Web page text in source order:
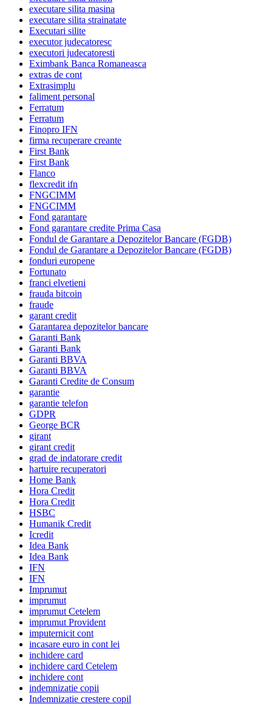
executare silita masina
executare silita strainatate
Executari silite
executor judecatoresc
executori judecatoresti
Eximbank Banca Romaneasca
extras de cont
Extrasimplu
faliment personal
Ferratum
Ferratum
Finopro IFN
firma recuperare creante
First Bank
First Bank
Flanco
flexcredit ifn
FNGCIMM
FNGCIMM
Fond garantare
Fond garantare credite Prima Casa
Fondul de Garantare a Depozitelor Bancare (FGDB)
Fondul de Garantare a Depozitelor Bancare (FGDB)
fonduri europene
Fortunato
franci elvetieni
frauda bitcoin
fraude
garant credit
Garantarea depozitelor bancare
Garanti Bank
Garanti Bank
Garanti BBVA
Garanti BBVA
Garanti Credite de Consum
garantie
garantie telefon
GDPR
George BCR
girant
girant credit
grad de indatorare credit
hartuire recuperatori
Home Bank
Hora Credit
Hora Credit
HSBC
Humanik Credit
Icredit
Idea Bank
Idea Bank
IFN
IFN
Imprumut
imprumut
imprumut Cetelem
imprumut Provident
imputernicit cont
incasare euro in cont lei
inchidere card
inchidere card Cetelem
inchidere cont
indemnizatie copii
Indemnizatie crestere copil